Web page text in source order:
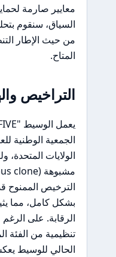
معايير صارمة
من حيث الإطار
المتاح.
التراخيص
الولايات
الترخيص الممنوح
بشكل كامل، مما
تنظيمية من الفئة
الحالي للوسيط